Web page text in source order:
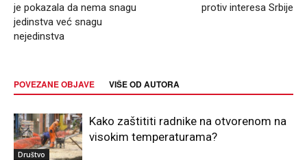
je pokazala da nema snagu
jedinstva već snagu
nejedinstva
protiv interesa Srbije
POVEZANE OBJAVE VIŠE OD AUTORA
Društvo
Kako zaštititi radnike na otvorenom na
visokim temperaturama?